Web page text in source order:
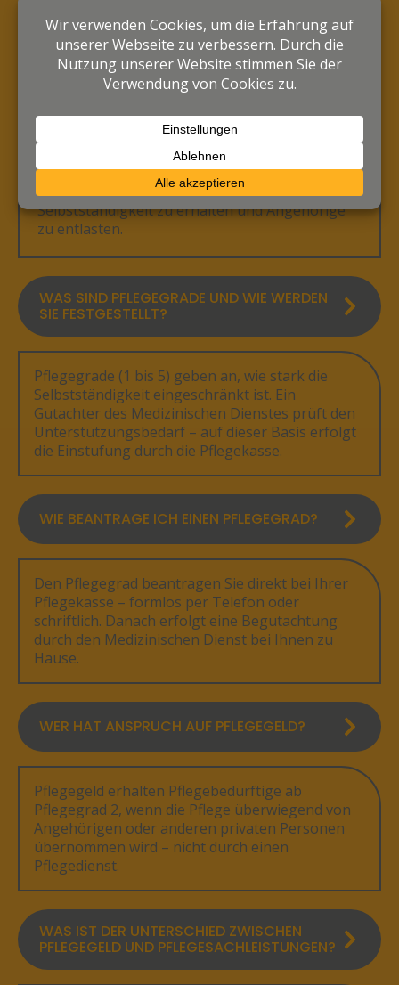
WELCHE LEISTUNGEN BIETET EIN
AMBULANTER PFLEGEDIENST AN?
Ein ambulanter Pflegedienst unterstützt
pflegebedürftige Menschen zu Hause – bei der
Körperpflege, im Haushalt und mit
medizinischer Versorgung. Ziel ist es,
Selbstständigkeit zu erhalten und Angehörige
zu entlasten.
WAS SIND PFLEGEGRADE UND WIE WERDEN
SIE FESTGESTELLT?
Pflegegrade (1 bis 5) geben an, wie stark die
Selbstständigkeit eingeschränkt ist. Ein
Gutachter des Medizinischen Dienstes prüft den
Unterstützungsbedarf – auf dieser Basis erfolgt
die Einstufung durch die Pflegekasse.
WIE BEANTRAGE ICH EINEN PFLEGEGRAD?
Den Pflegegrad beantragen Sie direkt bei Ihrer
Pflegekasse – formlos per Telefon oder
schriftlich. Danach erfolgt eine Begutachtung
durch den Medizinischen Dienst bei Ihnen zu
Hause.
WER HAT ANSPRUCH AUF PFLEGEGELD?
Pflegegeld erhalten Pflegebedürftige ab
Pflegegrad 2, wenn die Pflege überwiegend von
Angehörigen oder anderen privaten Personen
übernommen wird – nicht durch einen
Pflegedienst.
WAS IST DER UNTERSCHIED ZWISCHEN
PFLEGEGELD UND PFLEGESACHLEISTUNGEN?